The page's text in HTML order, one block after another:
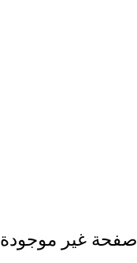
صفحة غير موجودة